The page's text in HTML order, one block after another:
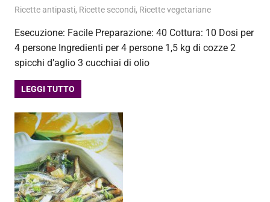
8 Luglio 2013
admin
Ricette antipasti, Ricette secondi, Ricette vegetariane
Esecuzione: Facile Preparazione: 40 Cottura: 10 Dosi per
4 persone Ingredienti per 4 persone 1,5 kg di cozze 2
spicchi d’aglio 3 cucchiai di olio
LEGGI TUTTO